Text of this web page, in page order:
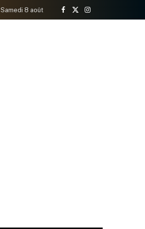
Samedi 8 août
Facebook
X
Instagram